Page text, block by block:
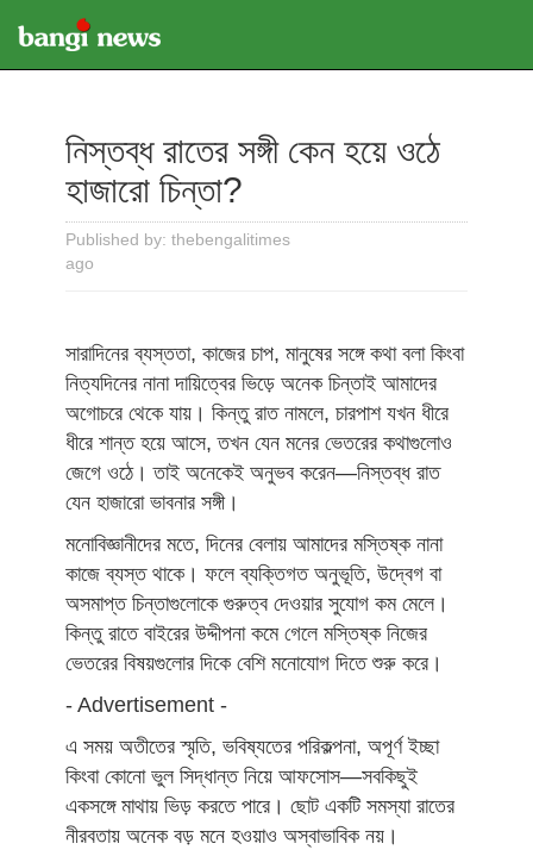
নিস্তব্ধ রাতের সঙ্গী কেন হয়ে ওঠে
হাজারো চিন্তা?
Published by: thebengalitimes
ago
সারাদিনের ব্যস্ততা, কাজের চাপ, মানুষের সঙ্গে কথা বলা কিংবা
নিত্যদিনের নানা দায়িত্বের ভিড়ে অনেক চিন্তাই আমাদের
অগোচরে থেকে যায়। কিন্তু রাত নামলে, চারপাশ যখন ধীরে
ধীরে শান্ত হয়ে আসে, তখন যেন মনের ভেতরের কথাগুলোও
জেগে ওঠে। তাই অনেকেই অনুভব করেন—নিস্তব্ধ রাত
যেন হাজারো ভাবনার সঙ্গী।
মনোবিজ্ঞানীদের মতে, দিনের বেলায় আমাদের মস্তিষ্ক নানা
কাজে ব্যস্ত থাকে। ফলে ব্যক্তিগত অনুভূতি, উদ্বেগ বা
অসমাপ্ত চিন্তাগুলোকে গুরুত্ব দেওয়ার সুযোগ কম মেলে।
কিন্তু রাতে বাইরের উদ্দীপনা কমে গেলে মস্তিষ্ক নিজের
ভেতরের বিষয়গুলোর দিকে বেশি মনোযোগ দিতে শুরু করে।
- Advertisement -
এ সময় অতীতের স্মৃতি, ভবিষ্যতের পরিকল্পনা, অপূর্ণ ইচ্ছা
কিংবা কোনো ভুল সিদ্ধান্ত নিয়ে আফসোস—সবকিছুই
একসঙ্গে মাথায় ভিড় করতে পারে। ছোট একটি সমস্যা রাতের
নীরবতায় অনেক বড় মনে হওয়াও অস্বাভাবিক নয়।